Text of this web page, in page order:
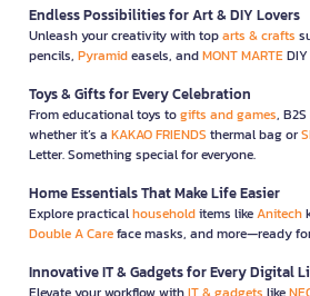
Endless Possibilities for Art & DIY Lovers
Unleash your creativity with toparts & crafts
pencils, Pyramideasels, andMONT MARTE
Toys & Gifts for Every Celebration
From educational toys togifts and games,
whether it’s a KAKAO FRIENDS thermal bag or
Letter. Something special for everyone.
Home Essentials That Make Life Easier
Explore practicalhouseholditems likeAnitech
Double A Careface masks, and more—ready
Innovative IT & Gadgets for Every Digital